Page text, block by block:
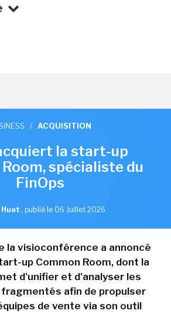
/ ACQUISITION
la start-up
spécialiste du
FinOps
Huet , publié le 06 Juillet 2026
la visioconférence a annoncé
up Common Room, dont la
d'unifier et d'analyser les
afin de propulser
de vente via son outil